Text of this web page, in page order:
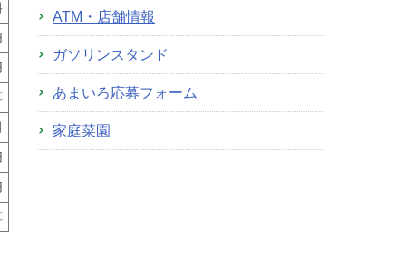
ATM・店舗情報
ガソリンスタンド
あまいろ応募フォーム
家庭菜園